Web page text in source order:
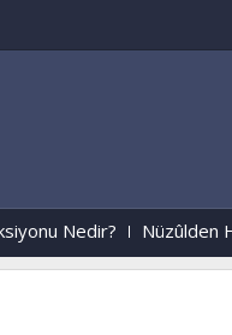
Nüzûlden Hayata...